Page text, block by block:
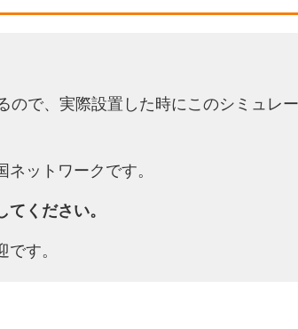
で、実際設置した時にこのシミュレ
ットワークです。
ください。
す。